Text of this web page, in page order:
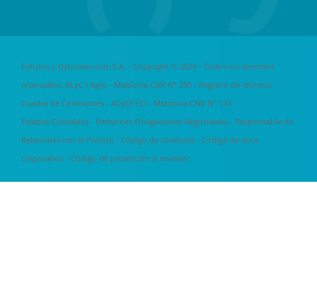
Futuros y Opciones.com S.A. - Copyright © 2024 - Todos los derechos
reservados. ALyC I Agro - Matrícula CNV N° 295 - Registro de idóneos -
Cuadro de Comisiones - ACyDI FCI - Matrícula CNV N° 114 -
Estados Contables - Emisiones Obligaciones Negociables - Responsable de
Relaciones con el Público - Código de conducta - Código de ética
corporativo - Código de protección al inversor